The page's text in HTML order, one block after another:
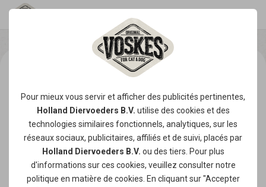
Pour mieux vous servir et afficher des publicités pertinentes,
Holland Diervoeders B.V. utilise des cookies et des
technologies similaires fonctionnels, analytiques, sur les
réseaux sociaux, publicitaires, affiliés et de suivi, placés par
Holland Diervoeders B.V. ou des tiers. Pour plus
d'informations sur ces cookies, veuillez consulter notre
politique en matière de cookies . En cliquant sur "Accepter